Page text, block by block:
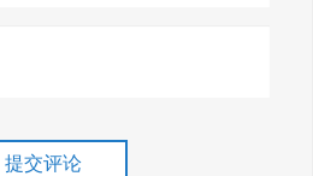
！
提交评论